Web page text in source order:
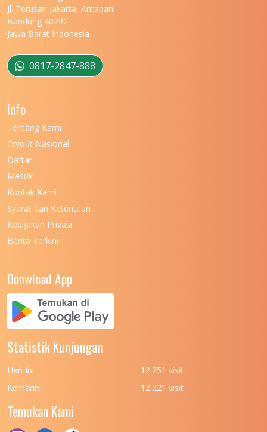
UNIVERSITAS MATARAM
UNIVERSITAS MULAWARMAN
UNIVERSITAS MUSAMUS
UNIVERSITAS NEGERI KHAIRUN
UNIVERSITAS NEGERI MANADO
UNIVERSITAS NEGERI MEDAN
UNIVERSITAS NEGERI PADANG
UNIVERSITAS NUSA CENDANA
UNIVERSITAS PADJADJARAN
UNIVERSITAS PATTIMURA
(UPN) VETERAN JAKARTA
UNIVERSITAS PEMBANGUNAN NASIONAL
(UPN) VETERAN JAWA TIMUR
Jl. Terusan Jakarta, Antapani
Bandung 40292
Jawa Barat Indonesia
0817-2847-888
Info
Tentang Kami
Tryout Nasional
Daftar
Masuk
Kontak Kami
Syarat dan Ketentuan
Kebijakan Privasi
Berita Terkini
Donwload App
Statistik Kunjungan
Hari Ini
12.251 visit
Kemarin
12.221 visit
Temukan Kami